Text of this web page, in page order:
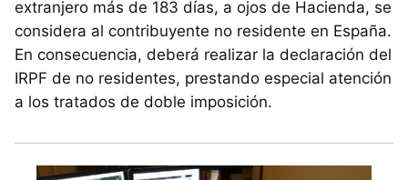
extranjero más de 183 días, a ojos de Hacienda, se
considera al contribuyente no residente en España.
En consecuencia, deberá realizar la declaración del
IRPF de no residentes, prestando especial atención
a los tratados de doble imposición.